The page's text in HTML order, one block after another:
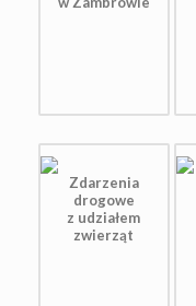
Zdarzenia
drogowe
z udziałem
zwierząt